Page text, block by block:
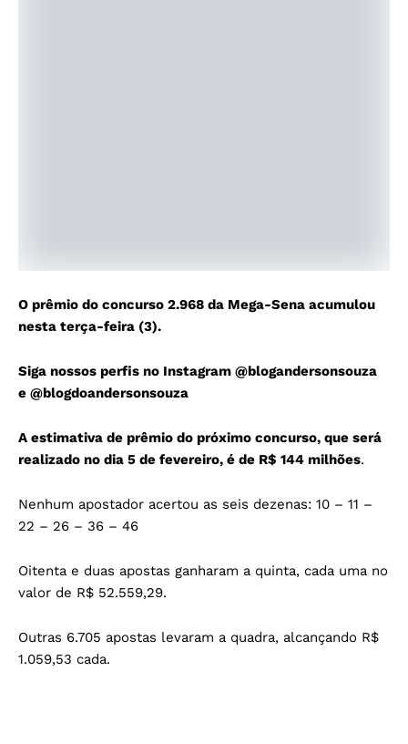
O prêmio do concurso 2.968 da Mega-Sena acumulou
nesta terça-feira (3).
Siga nossos perfis no Instagram @blogandersonsouza
e @blogdoandersonsouza
A estimativa de prêmio do próximo concurso, que será
realizado no dia 5 de fevereiro, é de R$ 144 milhões.
Nenhum apostador acertou as seis dezenas: 10 – 11 –
22 – 26 – 36 – 46
Oitenta e duas apostas ganharam a quinta, cada uma no
valor de R$ 52.559,29.
Outras 6.705 apostas levaram a quadra, alcançando R$
1.059,53 cada.